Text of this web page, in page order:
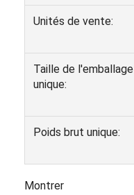
Unités de vente:
Taille de l'emballage
unique:
Poids brut unique:
Montrer